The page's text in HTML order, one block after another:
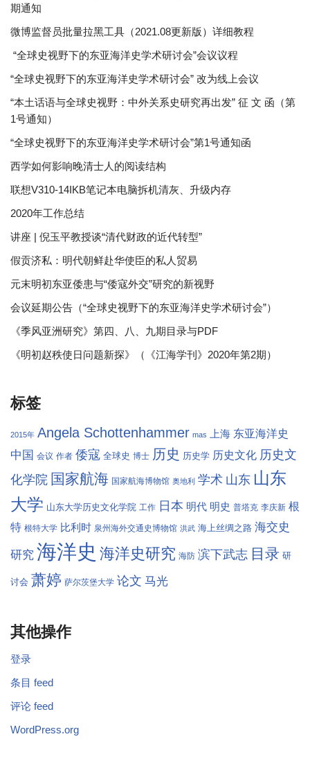
期通知
微博监督员批量拉黑工具（2021.08更新版）详细教程
“全球史视野下的东亚海洋史学术研讨会”会议议程
“全球史视野下的东亚海洋史学术研讨会” 改为线上会议
“本土话语与全球史视野：中外关系史研究再出发” 征 文 函（第
1号通知）
“全球史视野下的东亚海洋史学术研讨会”第1号通知函
西学如何影响晚清士人的阅读结构
联想V310-14IKB笔记本电脑拆机清灰、升级内存
2020年工作总结
讲座 | 倪玉平教授谈“清代财政的近代转型”
假贡济私：明代朝鲜赴华使臣的私人贸易
元末明初东亚倭患与“倭寇外交”研究的新视野
会议延期公告（“全球史视野下的东亚海洋史学术研讨会”）
《季风亚洲研究》第四、八、九期目录与PDF
《明初赵秩使日问题新探》（《江海学刊》2020年第2期）
标签
2015年 Angela Schottenhammer mas 上海 东亚海洋史
中国 会议 作者 倭寇 全球史 博士 历史 历史学 历史文化 历史文
化学院 国家航海 国家航海博物馆 奥地利 学术 山东 山东
大学 山东大学历史文化学院 工作 日本 明代 明史 普塔克 李庆新 根
特 根特大学 比利时 泉州海外交通史博物馆 洪武 海上丝绸之路 海交史
研究 海洋史 海洋史研究 海防 滨下武志 目录 研
讨会 萧婷 萨尔茨堡大学 论文 马光
其他操作
登录
条目 feed
评论 feed
WordPress.org